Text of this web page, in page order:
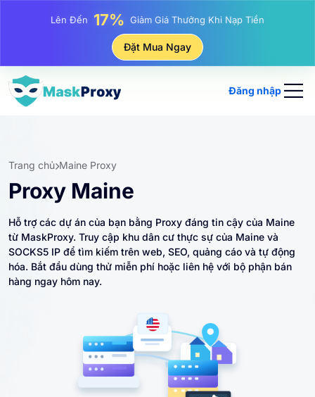
Lên Đến 25% Giảm Giá Khi Mua Hàng IP Tĩnh
Giảm Giá Khi Mua Hàng IP Luân Phiên
Đặt Mua Ngay
Đăng nhập
Trang chủ Maine Proxy
Proxy Maine
Hỗ trợ các dự án của bạn bằng Proxy đáng tin cậy của Maine
từ MaskProxy. Truy cập khu dân cư thực sự của Maine và
SOCKS5 IP để tìm kiếm trên web, SEO, quảng cáo và tự động
hóa. Bắt đầu dùng thử miễn phí hoặc liên hệ với bộ phận bán
hàng ngay hôm nay.